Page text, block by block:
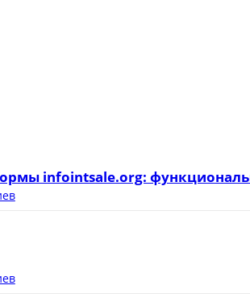
infointsale.org: